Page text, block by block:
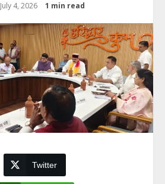
July 4, 2026 1 min read
Twitter